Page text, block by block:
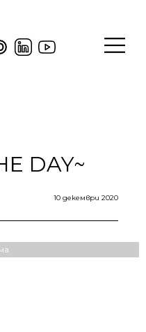
DAY~
10 декември 2020